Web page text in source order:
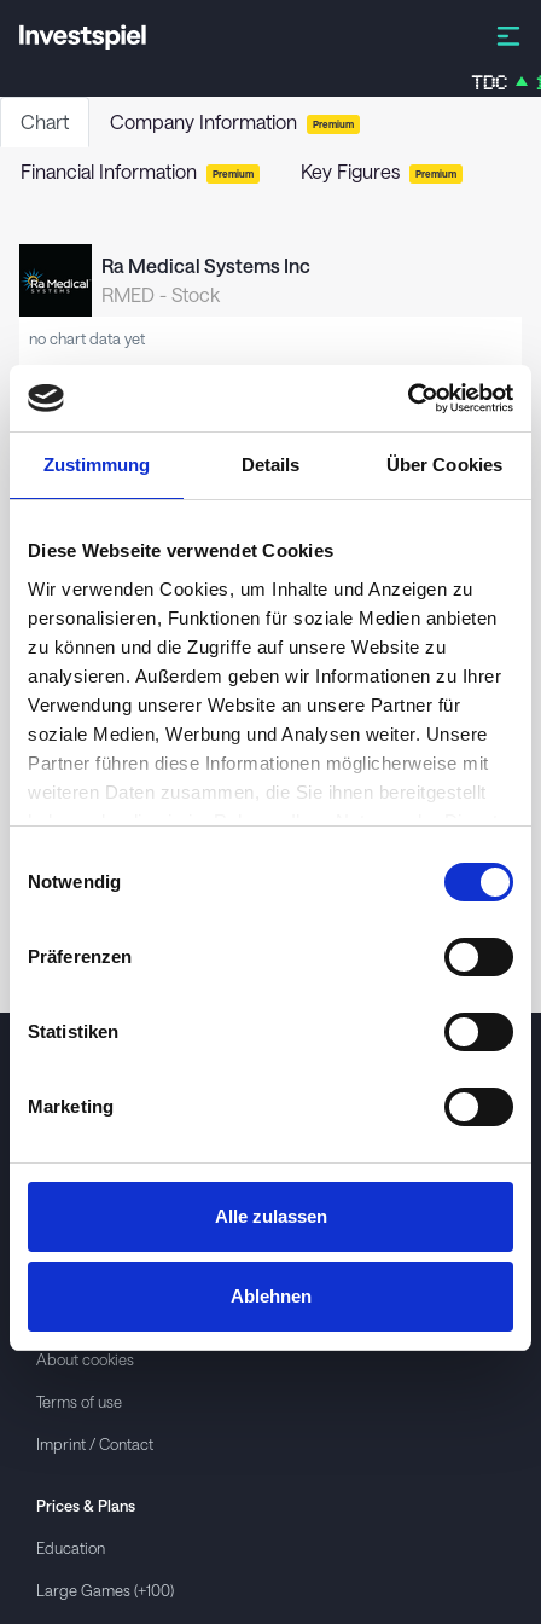
Zustimmung Details Über Cookies
Diese Webseite verwendet Cookies
Wir verwenden Cookies, um Inhalte und Anzeigen zu
personalisieren, Funktionen für soziale Medien anbieten
zu können und die Zugriffe auf unsere Website zu
analysieren. Außerdem geben wir Informationen zu Ihrer
Verwendung unserer Website an unsere Partner für
soziale Medien, Werbung und Analysen weiter. Unsere
Partner führen diese Informationen möglicherweise mit
weiteren Daten zusammen, die Sie ihnen bereitgestellt
haben oder die sie im Rahmen Ihrer Nutzung der Dienste
Notwendig
Präferenzen
Statistiken
Marketing
Alle zulassen
Ablehnen
TDC
Chart Company Information Premium
Financial Information Premium Key Figures Premium
Ra Medical Systems Inc
RMED - Stock
no chart data yet
1m 3m 5y
About cookies
Terms of use
Imprint / Contact
Prices & Plans
Education
Large Games (+100)